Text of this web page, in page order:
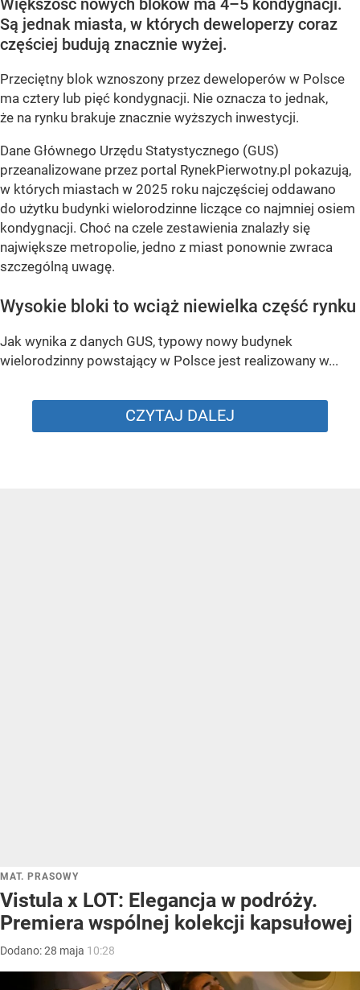
Większość nowych bloków ma 4–5 kondygnacji.
Są jednak miasta, w których deweloperzy coraz
częściej budują znacznie wyżej.
Przeciętny blok wznoszony przez deweloperów w Polsce
ma cztery lub pięć kondygnacji. Nie oznacza to jednak,
że na rynku brakuje znacznie wyższych inwestycji.
Dane Głównego Urzędu Statystycznego (GUS)
przeanalizowane przez portal RynekPierwotny.pl pokazują,
w których miastach w 2025 roku najczęściej oddawano
do użytku budynki wielorodzinne liczące co najmniej osiem
kondygnacji. Choć na czele zestawienia znalazły się
największe metropolie, jedno z miast ponownie zwraca
szczególną uwagę.
Wysokie bloki to wciąż niewielka część rynku
Jak wynika z danych GUS, typowy nowy budynek
wielorodzinny powstający w Polsce jest realizowany w...
CZYTAJ DALEJ
MAT. PRASOWY
Vistula x LOT: Elegancja w podróży.
Premiera wspólnej kolekcji kapsułowej
Dodano:28 maja 10:28